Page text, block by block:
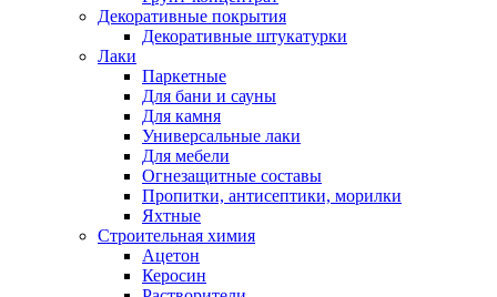
Декоративные покрытия
Декоративные штукатурки
Лаки
Паркетные
Для бани и сауны
Для камня
Универсальные лаки
Для мебели
Огнезащитные составы
Пропитки, антисептики, морилки
Яхтные
Строительная химия
Ацетон
Керосин